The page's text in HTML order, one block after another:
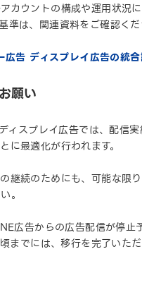
カウントの構成や運用状況
準は、関連資料をご確認くだ
広告 ディスプレイ広告の統
願い
ィスプレイ広告では、配信実
に最適化が行われます。
継続のためにも、可能な限
。
広告からの広告配信が停止
までには、移行を完了いた